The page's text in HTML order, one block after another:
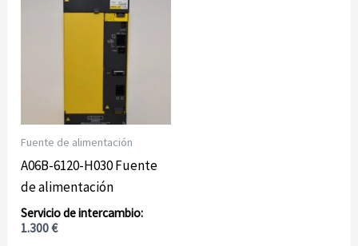
Fuente de alimentación
A06B-6120-H030 Fuente
de alimentación
1.300€